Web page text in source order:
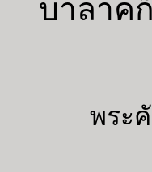
บาลาค
พระ